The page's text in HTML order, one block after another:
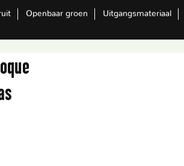
Openbaar groen
Uitgangsmateriaal